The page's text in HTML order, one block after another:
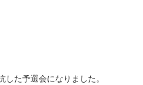
た予選会になりました。